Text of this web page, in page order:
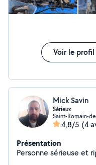
Voir le profil
Mick Savin
Sérieux
Saint-Romain-
4,8/5 (4
Présentation
Personne sérieuse et